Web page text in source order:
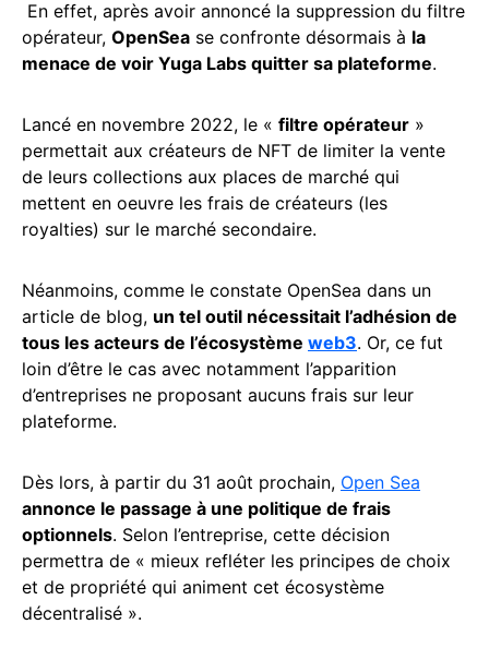
En effet, après avoir annoncé la suppression du filtre
opérateur, OpenSea se confronte désormais à la
menace de voir Yuga Labs quitter sa plateforme.
Lancé en novembre 2022, le « filtre opérateur »
permettait aux créateurs de NFT de limiter la vente
de leurs collections aux places de marché qui
mettent en oeuvre les frais de créateurs (les
royalties) sur le marché secondaire.
Néanmoins, comme le constate OpenSea dans un
article de blog, un tel outil nécessitait l’adhésion de
tous les acteurs de l’écosystème web3. Or, ce fut
loin d’être le cas avec notamment l’apparition
d’entreprises ne proposant aucuns frais sur leur
plateforme.
Dès lors, à partir du 31 août prochain, Open Sea
annonce le passage à une politique de frais
optionnels. Selon l’entreprise, cette décision
permettra de « mieux refléter les principes de choix
et de propriété qui animent cet écosystème
décentralisé ».